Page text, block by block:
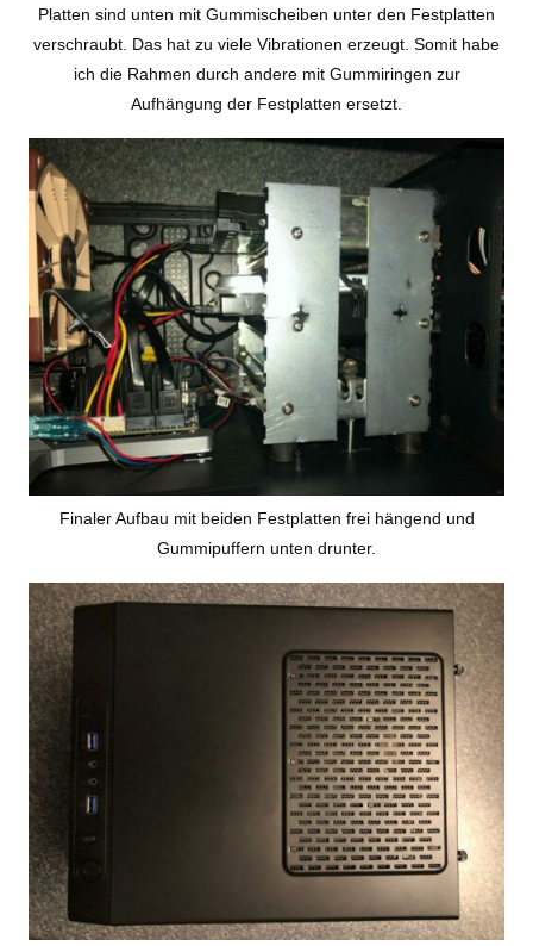
Platten sind unten mit Gummischeiben unter den Festplatten
verschraubt. Das hat zu viele Vibrationen erzeugt. Somit habe
ich die Rahmen durch andere mit Gummiringen zur
Aufhängung der Festplatten ersetzt.
Finaler Aufbau mit beiden Festplatten frei hängend und
Gummipuffern unten drunter.